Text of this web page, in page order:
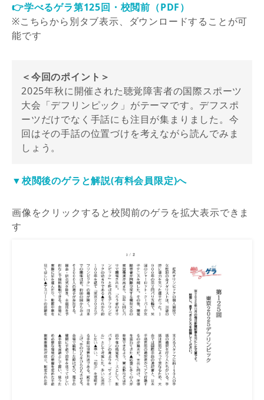
👉学べるゲラ第125回・校閲前（PDF）
※こちらから別タブ表示、ダウンロードすることが可
能です
＜今回のポイント＞
2025年秋に開催された聴覚障害者の国際スポーツ
大会「デフリンピック」がテーマです。デフスポ
ーツだけでなく手話にも注目が集まりました。今
回はその手話の位置づけを考えながら読んでみま
しょう。
▼校閲後のゲラと解説(有料会員限定)へ
画像をクリックすると校閲前のゲラを拡大表示できま
す